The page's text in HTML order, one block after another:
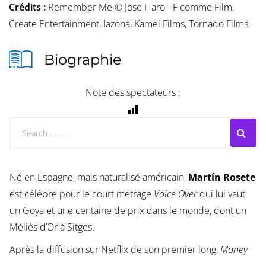
Crédits : Remember Me © Jose Haro - F comme Film,
Create Entertainment, lazona, Kamel Films, Tornado Films
Biographie
Note des spectateurs :
Né en Espagne, mais naturalisé américain, Martín Rosete
est célèbre pour le court métrage Voice Overqui lui vaut
un Goya et une centaine de prix dans le monde, dont un
Méliès d’Or à Sitges.
Après la diffusion sur Netflix de son premier long,Money